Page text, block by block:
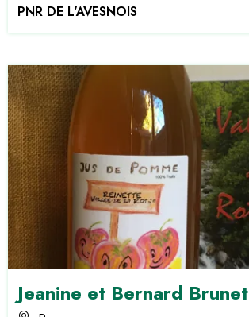
PNR DE L'AVESNOIS
Jeanine et Bernard Brunet